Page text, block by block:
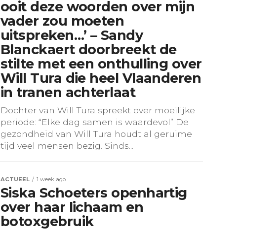
ooit deze woorden over mijn
vader zou moeten
uitspreken…’ – Sandy
Blanckaert doorbreekt de
stilte met een onthulling over
Will Tura die heel Vlaanderen
in tranen achterlaat
Dochter van Will Tura spreekt over moeilijke
periode: “Elke dag samen is waardevol” De
gezondheid van Will Tura houdt al geruime
tijd veel mensen bezig. Sinds...
ACTUEEL 1 week ago
Siska Schoeters openhartig
over haar lichaam en
botoxgebruik